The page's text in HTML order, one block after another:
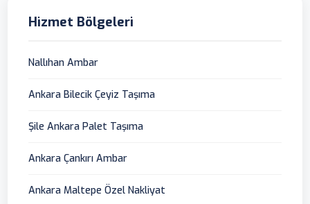
Hizmet Bölgeleri
Nallıhan Ambar
Ankara Bilecik Çeyiz Taşıma
Şile Ankara Palet Taşıma
Ankara Çankırı Ambar
Ankara Maltepe Özel Nakliyat